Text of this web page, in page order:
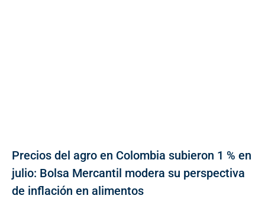
Precios del agro en Colombia subieron 1 % en
julio: Bolsa Mercantil modera su perspectiva
de inflación en alimentos